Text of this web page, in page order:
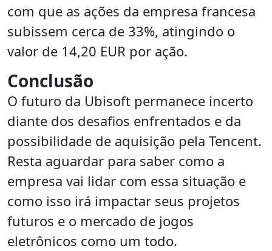
com que as ações da empresa francesa
subissem cerca de 33%, atingindo o
valor de 14,20 EUR por ação.
Conclusão
O futuro da Ubisoft permanece incerto
diante dos desafios enfrentados e da
possibilidade de aquisição pela Tencent.
Resta aguardar para saber como a
empresa vai lidar com essa situação e
como isso irá impactar seus projetos
futuros e o mercado de jogos
eletrônicos como um todo.